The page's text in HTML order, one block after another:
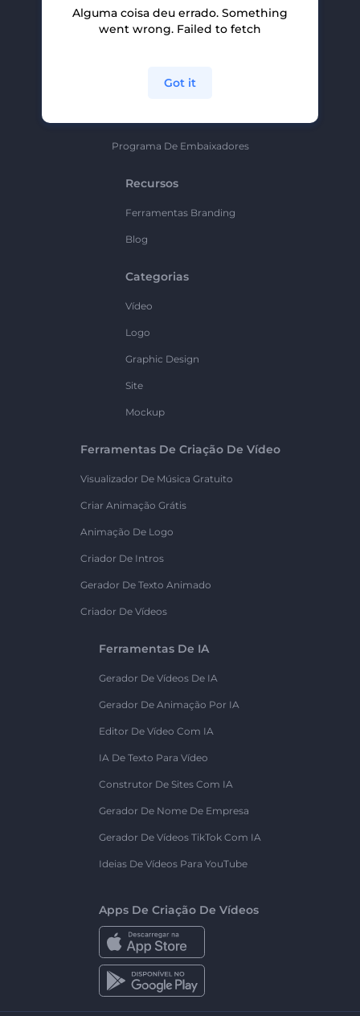
Programa De Afiliados
Programa De Embaixadores
Recursos
Ferramentas Branding
Blog
Categorias
Vídeo
Logo
Graphic Design
Site
Mockup
Ferramentas De Criação De Vídeo
Visualizador De Música Gratuito
Criar Animação Grátis
Animação De Logo
Criador De Intros
Gerador De Texto Animado
Criador De Vídeos
Ferramentas De IA
Gerador De Vídeos De IA
Gerador De Animação Por IA
Editor De Vídeo Com IA
IA De Texto Para Vídeo
Construtor De Sites Com IA
Gerador De Nome De Empresa
Gerador De Vídeos TikTok Com IA
Ideias De Vídeos Para YouTube
Apps De Criação De Vídeos
Alguma coisa deu errado. Something
went wrong. Failed to fetch
Got it